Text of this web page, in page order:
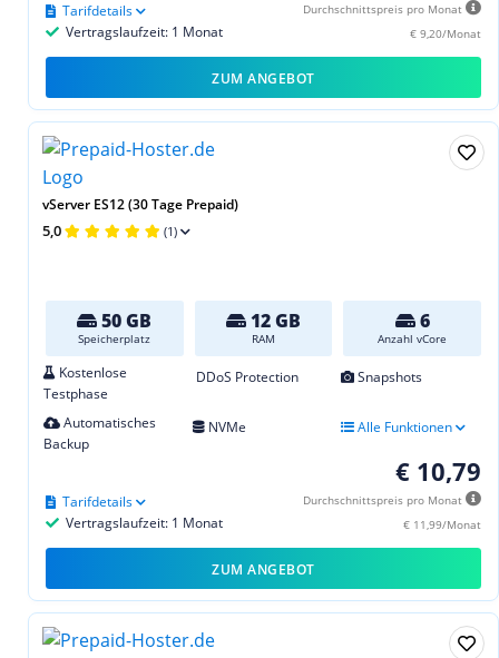
Durchschnittspreis pro Monat
€ 9,20/Monat
Vertragslaufzeit: 1 Monat
Tarifdetails
ZUM ANGEBOT
vServer ES12 (30 Tage Prepaid)
5,0 (1)
50 GB
Speicherplatz
12 GB
RAM
6
Anzahl vCore
Kostenlose
Testphase
DDoS Protection Snapshots
Automatisches
Backup
NVMe Alle Funktionen
€ 10,79
Durchschnittspreis pro Monat
€ 11,99/Monat
Vertragslaufzeit: 1 Monat
Tarifdetails
ZUM ANGEBOT